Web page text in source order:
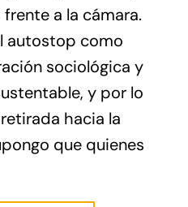
a la cámara.
autostop como
sociológica y
y por lo
hacia la
que quienes